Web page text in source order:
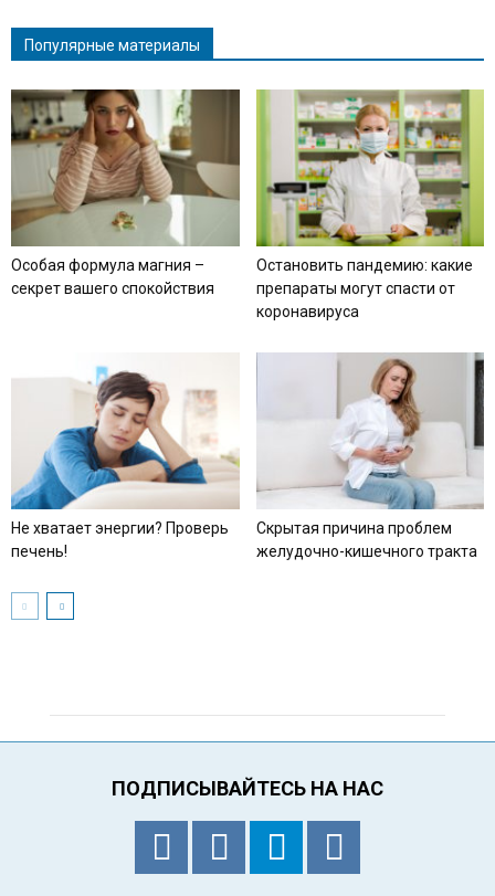
Популярные материалы
Особая формула магния –
секрет вашего спокойствия
Остановить пандемию: какие
препараты могут спасти от
коронавируса
Не хватает энергии? Проверь
печень!
Скрытая причина проблем
желудочно-кишечного тракта
ПОДПИСЫВАЙТЕСЬ НА НАС